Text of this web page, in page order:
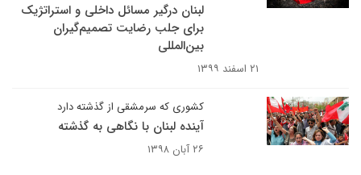
لبنان درگیر مسائل داخلی و استراتژیک
برای جلب رضایت تصمیم‌گیران
بین‌المللی
۲۱ اسفند ۱۳۹۹
کشوری که سرمشقی از گذشته دارد
آینده لبنان با نگاهی به گذشته
۲۶ آبان ۱۳۹۸